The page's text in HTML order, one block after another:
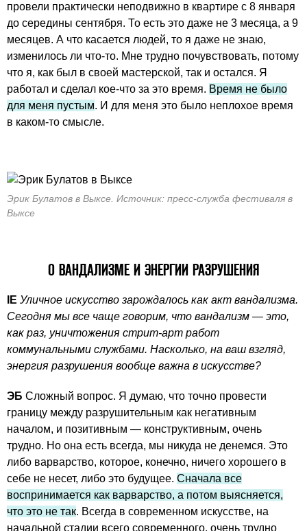
провели практически неподвижно в квартире с 8 января
до середины сентября. То есть это даже не 3 месяца, а 9
месяцев. А что касается людей, то я даже не знаю,
изменилось ли что-то. Мне трудно почувствовать, потому
что я, как был в своей мастерской, так и остался. Я
работал и сделал кое-что за это время. Время не было
для меня пустым. И для меня это было неплохое время
в каком-то смысле.
Эрик Булатов в Выксе. Источник: пресс-служба фестиваля в
Выксе
О ВАНДАЛИЗМЕ И ЭНЕРГИИ РАЗРУШЕНИЯ
IE Уличное искусство зарождалось как акт вандализма.
Сегодня мы все чаще говорим, что вандализм — это,
как раз, уничтожения стрит-арт работ
коммунальными службами. Насколько, на ваш взгляд,
энергия разрушения вообще важна в искусстве?
ЭБ Сложный вопрос. Я думаю, что точно провести
границу между разрушительным как негативным
началом, и позитивным — конструктивным, очень
трудно. Но она есть всегда, мы никуда не денемся. Это
либо варварство, которое, конечно, ничего хорошего в
себе не несет, либо это будущее. Сначала все
воспринимается как варварство, а потом выясняется,
что это не так. Всегда в современном искусстве, на
начальной стадии всего современного, очень трудно